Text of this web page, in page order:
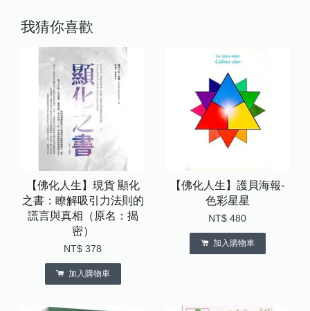
我猜你喜歡
【佛化人生】現貨 顯化
之書：瞭解吸引力法則的
謊言與真相（原名：揭
密）
NT$ 378
加入購物車
【佛化人生】護貝海報-
色彩星星
NT$ 480
加入購物車